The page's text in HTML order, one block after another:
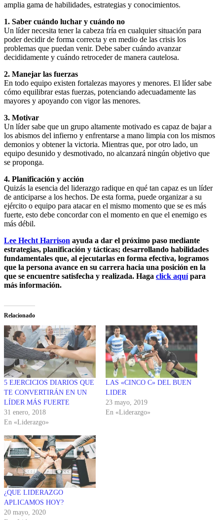
amplia gama de habilidades, estrategias y conocimientos.
1. Saber cuándo luchar y cuándo no
Un líder necesita tener la cabeza fría en cualquier situación para
poder decidir de forma correcta y en medio de las crisis los
problemas que puedan venir. Debe saber cuándo avanzar
decididamente y cuándo retroceder de manera cautelosa.
2. Manejar las fuerzas
En todo equipo existen fortalezas mayores y menores. El líder sabe
cómo equilibrar estas fuerzas, potenciando adecuadamente las
mayores y apoyando con vigor las menores.
3. Motivar
Un líder sabe que un grupo altamente motivado es capaz de bajar a
los abismos del infierno y enfrentarse a mano limpia con los mismos
demonios y obtener la victoria. Mientras que, por otro lado, un
equipo desunido y desmotivado, no alcanzará ningún objetivo que
se proponga.
4. Planificación y acción
Quizás la esencia del liderazgo radique en qué tan capaz es un líder
de anticiparse a los hechos. De esta forma, puede organizar a su
ejército o equipo para atacar en el mismo momento que se es más
fuerte, esto debe concordar con el momento en que el enemigo es
más débil.
Lee Hecht Harrison ayuda a dar el próximo paso mediante
estrategias, planificación y tácticas; desarrollando habilidades
fundamentales que, al ejecutarlas en forma efectiva, logramos
que la persona avance en su carrera hacia una posición en la
que se encuentre satisfecha y realizada. Haga click aquípara
más información.
Relacionado
5 EJERCICIOS DIARIOS QUE
TE CONVERTIRÁN EN UN
LÍDER MÁS FUERTE
31 enero, 2018
En «Liderazgo»
LAS «CINCO C» DEL BUEN
LIDER
23 mayo, 2019
En «Liderazgo»
¿QUE LIDERAZGO
APLICAMOS HOY?
20 mayo, 2020